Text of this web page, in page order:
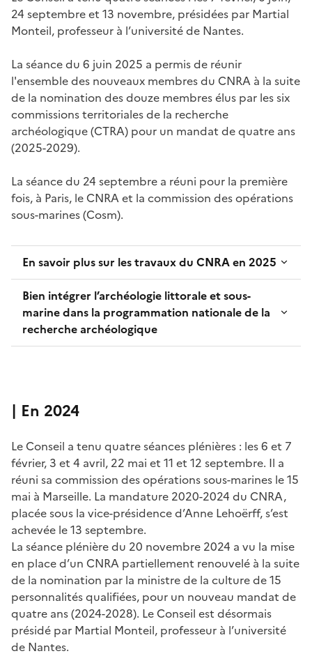
24 septembre et 13 novembre, présidées par Martial
Monteil, professeur à l’université de Nantes.
La séance du 6 juin 2025 a permis de réunir
l'ensemble des nouveaux membres du CNRA à la suite
de la nomination des douze membres élus par les six
commissions territoriales de la recherche
archéologique (CTRA) pour un mandat de quatre ans
(2025-2029).
La séance du 24 septembre a réuni pour la première
fois, à Paris, le CNRA et la commission des opérations
sous-marines (Cosm).
En savoir plus sur les travaux du CNRA en 2025
Bien intégrer l’archéologie littorale et sous-
marine dans la programmation nationale de la
recherche archéologique
| En 2024
Le Conseil a tenu quatre séances plénières : les 6 et 7
février, 3 et 4 avril, 22 mai et 11 et 12 septembre. Il a
réuni sa commission des opérations sous-marines le 15
mai à Marseille. La mandature 2020-2024 du CNRA,
placée sous la vice-présidence d’Anne Lehoërff, s’est
achevée le 13 septembre.
La séance plénière du 20 novembre 2024 a vu la mise
en place d’un CNRA partiellement renouvelé à la suite
de la nomination par la ministre de la culture de 15
personnalités qualifiées, pour un nouveau mandat de
quatre ans (2024-2028). Le Conseil est désormais
présidé par Martial Monteil, professeur à l’université
de Nantes.